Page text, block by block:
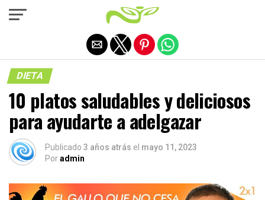
DIETA
10 platos saludables y deliciosos
para ayudarte a adelgazar
Publicado 3 años atrás el mayo 11, 2023
Poradmin
Salir de la versión móvil